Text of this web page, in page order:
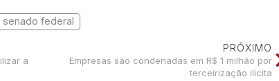
senado federal
PRÓXIMO
Empresas são condenadas em R$ 1 milhão por
terceirização ilícita
a